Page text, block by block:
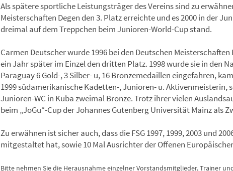
Als spätere sportliche Leistungsträger des Vereins sind zu
Meisterschaften Degen den 3. Platz erreichte und es 2000 in der
dreimal auf dem Treppchen beim Junioren-World-Cup stand.
Carmen Deutscher wurde 1996 bei den Deutschen
ein Jahr später im Einzel den dritten Platz. 1998 wurde sie in den
Paraguay 6 Gold-, 3 Silber- u, 16 Bronzemedaillen eingefahren,
1999 südamerikanische Kadetten-, Junioren- u.
Junioren-WC in Kuba zweimal Bronze. Trotz ihrer vielen
beim „JoGu“-Cup der Johannes Gutenberg Universität Mainz als
Zu erwähnen ist sicher auch, dass die FSG 1997, 1999, 2003 und
mitgestaltet hat, sowie 10 Mal Ausrichter der Offenen
Bitte nehmen Sie die Herausnahme einzelner Vorstandsmitglieder, Trainer